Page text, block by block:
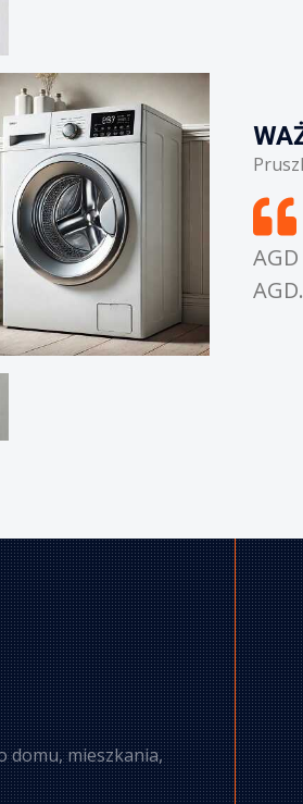
Nie naprawiamy
tylko naprawy
domu, mieszkania,